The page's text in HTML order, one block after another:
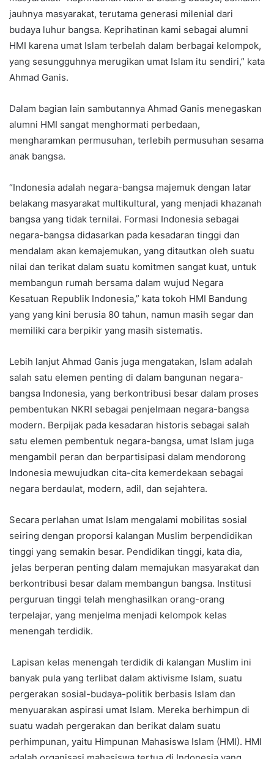
jauhnya masyarakat, terutama generasi milenial dari
budaya luhur bangsa. Keprihatinan kami sebagai alumni
HMI karena umat Islam terbelah dalam berbagai kelompok,
yang sesungguhnya merugikan umat Islam itu sendiri,” kata
Ahmad Ganis.
Dalam bagian lain sambutannya Ahmad Ganis menegaskan
alumni HMI sangat menghormati perbedaan,
mengharamkan permusuhan, terlebih permusuhan sesama
anak bangsa.
“Indonesia adalah negara-bangsa majemuk dengan latar
belakang masyarakat multikultural, yang menjadi khazanah
bangsa yang tidak ternilai. Formasi Indonesia sebagai
negara-bangsa didasarkan pada kesadaran tinggi dan
mendalam akan kemajemukan, yang ditautkan oleh suatu
nilai dan terikat dalam suatu komitmen sangat kuat, untuk
membangun rumah bersama dalam wujud Negara
Kesatuan Republik Indonesia,” kata tokoh HMI Bandung
yang yang kini berusia 80 tahun, namun masih segar dan
memiliki cara berpikir yang masih sistematis.
Lebih lanjut Ahmad Ganis juga mengatakan, Islam adalah
salah satu elemen penting di dalam bangunan negara-
bangsa Indonesia, yang berkontribusi besar dalam proses
pembentukan NKRI sebagai penjelmaan negara-bangsa
modern. Berpijak pada kesadaran historis sebagai salah
satu elemen pembentuk negara-bangsa, umat Islam juga
mengambil peran dan berpartisipasi dalam mendorong
Indonesia mewujudkan cita-cita kemerdekaan sebagai
negara berdaulat, modern, adil, dan sejahtera.
Secara perlahan umat Islam mengalami mobilitas sosial
seiring dengan proporsi kalangan Muslim berpendidikan
tinggi yang semakin besar. Pendidikan tinggi, kata dia,
jelas berperan penting dalam memajukan masyarakat dan
berkontribusi besar dalam membangun bangsa. Institusi
perguruan tinggi telah menghasilkan orang-orang
terpelajar, yang menjelma menjadi kelompok kelas
menengah terdidik.
Lapisan kelas menengah terdidik di kalangan Muslim ini
banyak pula yang terlibat dalam aktivisme Islam, suatu
pergerakan sosial-budaya-politik berbasis Islam dan
menyuarakan aspirasi umat Islam. Mereka berhimpun di
suatu wadah pergerakan dan berikat dalam suatu
perhimpunan, yaitu Himpunan Mahasiswa Islam (HMI). HMI